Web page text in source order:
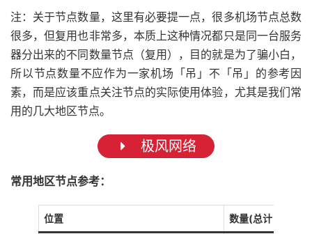
注：关于节点数量，这里有必要提一点，很多机场节点总数
很多，但复用也非常多，本质上这种情况都只是同一台服务
器分出来的不同数量节点（复用），目的就是为了骗小白，
所以节点数量不应作为一家机场「吊」不「吊」的参考因
素，而是应该重点关注节点的实际使用体验，尤其是我们常
用的几大地区节点。
极风网络
常用地区节点参考：
位置 数量(总计 23 个)